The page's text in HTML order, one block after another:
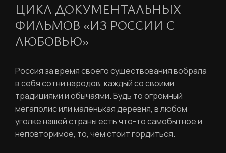
ЦИКЛ ДОКУМЕНТАЛЬНЫХ
ФИЛЬМОВ «ИЗ РОССИИ С
ЛЮБОВЬЮ»
Россия за время своего существования вобрала
в себя сотни народов, каждый со своими
традициями и обычаями. Будь то огромный
мегаполис или маленькая деревня, в любом
уголке нашей страны есть что-то самобытное и
неповторимое, то, чем стоит гордиться.